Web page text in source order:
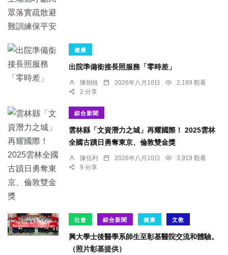
健康
出院準備銜接長照服務「零時差」
陳朝枝 2026年八月10日
2,189 觀看
2 分享
綜合新聞
雲林縣「文資潛力之城」再耀國際！ 2025雲林
全國古蹟日勇奪東京、倫敦雙金獎
陳信利 2026年八月10日
3,919 觀看
9 分享
社會 綜合新聞 健康 文教
興大學士後醫學系師生至彰基醫院交流和體驗。
（照片彰基提供）